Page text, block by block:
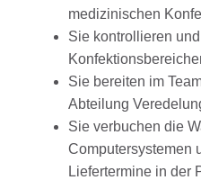
medizinischen
Sie kontrollieren
Sie bereiten im
Abteilung
Sie verbuchen die
Computersystemen
Liefertermine in der